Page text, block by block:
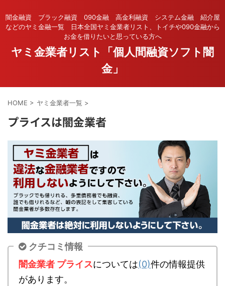
闇金融資 ブラック融資 090金融 高金利融資 システム金融 紹介屋
などのヤミ金融一覧 日本全国ヤミ金業者リスト、トイチや090金融から
お金を借りたいと思っている方へ
ヤミ金業者リスト「個人間融資ソフト闇
金」
HOME > ヤミ金業者一覧 >
プライスは闇金業者
クチコミ情報
闇金業者 プライスについては(0)件の情報提供
があります。